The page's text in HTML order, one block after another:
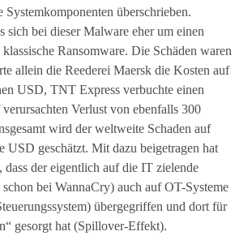
überschrieben.
sich bei dieser Malware eher um einen
Ransomware. Die Schäden waren
allein die Reederei Maersk die Kosten auf
USD, TNT Express verbuchte einen
Verlust von ebenfalls 300
wird der weltweite Schaden auf
USD geschätzt. Mit dazu beigetragen hat
dass der eigentlich auf die IT zielende
bei WannaCry) auch auf OT-Systeme
übergegriffen und dort für
gesorgt hat (Spillover-Effekt).